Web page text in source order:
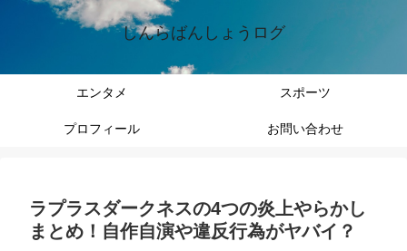
しんらばんしょうログ
エンタメ スポーツ
プロフィール お問い合わせ
ラプラスダークネスの4つの炎上やらかし
まとめ！自作自演や違反行為がヤバイ？